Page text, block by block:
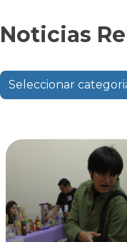
Noticias
Seleccionar